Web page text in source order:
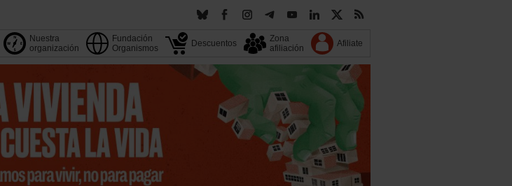
Nuestra
organización
Fundación
Organismos
Descuentos
Zona
afiliación
Afiliate